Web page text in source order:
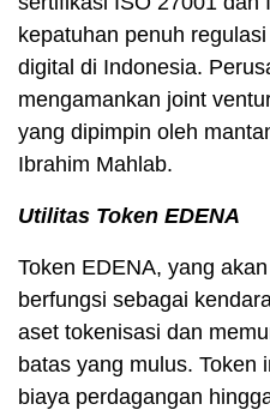
kepatuhan penuh
digital di Indonesia.
mengamankan joint
yang dipimpin oleh
Ibrahim Mahlab.
Utilitas Token EDENA
Token EDENA, yang
berfungsi sebagai
aset tokenisasi dan
batas yang mulus. Token
biaya perdagangan